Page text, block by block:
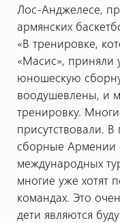
Лос-Анджелесе,
армянских
«В тренировке,
«Масис», приняли
юношескую
воодушевлены, и
тренировку.
присутствовали.
сборные Армении
международных
многие уже хотят
командах. Это
дети являются